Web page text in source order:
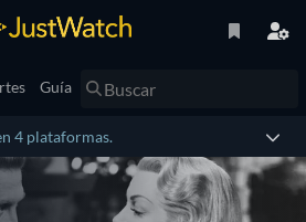
Guía
4 plataformas.